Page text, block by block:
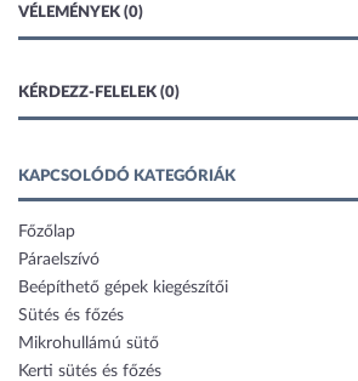
VÉLEMÉNYEK (0)
KÉRDEZZ-FELELEK (0)
KAPCSOLÓDÓ KATEGÓRIÁK
Főzőlap
Páraelszívó
Beépíthető gépek kiegészítői
Sütés és főzés
Mikrohullámú sütő
Kerti sütés és főzés